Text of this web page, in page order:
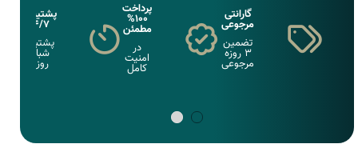
پشتیبانی
24/7
پشتبانی
شبانه
روزی
پرداخت
100%
مطمئن
در
امنیت
کامل
گارانتی
مرجوعی
تضمین
3 روزه
مرجوعی